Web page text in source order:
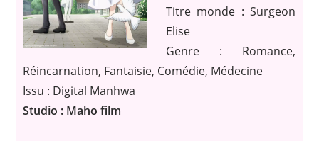
Titre monde : Surgeon
Elise
Genre : Romance,
Réincarnation, Fantaisie, Comédie, Médecine
Issu : Digital Manhwa
Studio : Maho film